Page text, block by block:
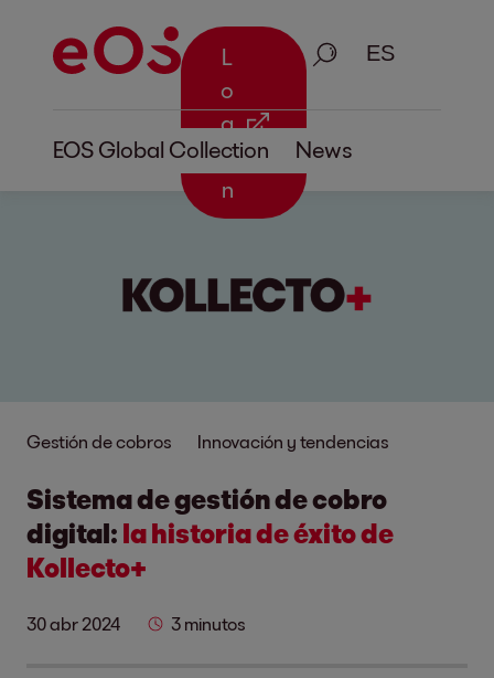
L
o
g
i
n
Busque en
EOS Global Collection News
Gestión de cobros Innovación y tendencias
Sistema de gestión de cobro
digital: la historia de éxito de
Kollecto+
30 abr 2024 3 minutos